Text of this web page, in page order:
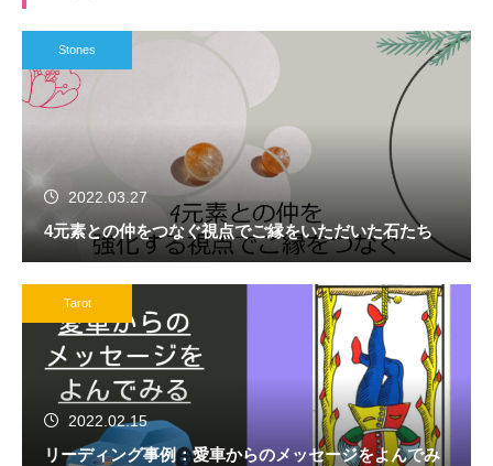
Stones
2022.03.27
4元素との仲をつなぐ視点でご縁をいただいた石たち
Tarot
2022.02.15
リーディング事例：愛車からのメッセージをよんでみ